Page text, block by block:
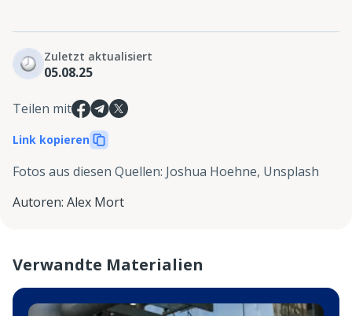
Zuletzt aktualisiert
05.08.25
Teilen mit
Link kopieren
Fotos aus diesen Quellen: Joshua Hoehne, Unsplash
Autoren: Alex Mort
Verwandte Materialien